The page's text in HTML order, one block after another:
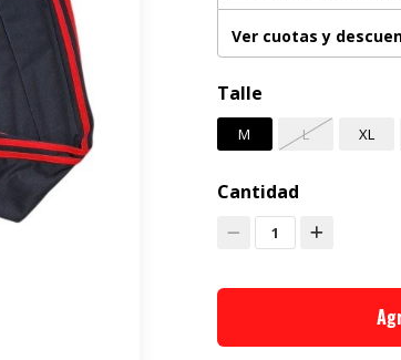
Ver cuotas y
Talle
M L XL
Cantidad
1